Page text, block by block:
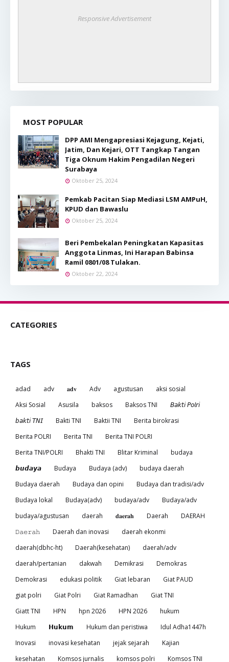
Responsive Advertisement
MOST POPULAR
DPP AMI Mengapresiasi Kejagung, Kejati,
Jatim, Dan Kejari, OTT Tangkap Tangan
Tiga Oknum Hakim Pengadilan Negeri
Surabaya
Oktober 25, 2024
Pemkab Pacitan Siap Mediasi LSM AMPuH,
KPUD dan Bawaslu
Oktober 25, 2024
Beri Pembekalan Peningkatan Kapasitas
Anggota Linmas, Ini Harapan Babinsa
Ramil 0801/08 Tulakan.
Oktober 22, 2024
CATEGORIES
TAGS
adad adv 𝐚𝐝𝐯 Adv agustusan
aksi sosial
Aksi Sosial
Asusila baksos Baksos TNI
𝘉𝘢𝘬𝘵𝘪 𝘗𝘰𝘭𝘳𝘪
𝘣𝘢𝘬𝘵𝘪 𝘛𝘕𝘐
Bakti TNI Baktii TNI
Berita birokrasi
Berita POLRI
Berita TNI
Berita TNI POLRI
Berita TNI/POLRI
Bhakti TNI Blitar Kriminal
budaya
𝙗𝙪𝙙𝙖𝙮𝙖
Budaya Budaya (adv)
budaya daerah
Budaya daerah
Budaya dan opini
Budaya dan tradisi/adv
Budaya lokal
Budaya(adv) budaya/adv
Budaya/adv
budaya/agustusan
daerah 𝐝𝐚𝐞𝐫𝐚𝐡 Daerah
DAERAH
𝙳𝚊𝚎𝚛𝚊𝚑
Daerah dan inovasi
daerah ekonmi
daerah(dbhc-ht)
Daerah(kesehatan)
daerah/adv
daerah/pertanian
dakwah Demikrasi
Demokras
Demokrasi
edukasi politik Giat lebaran
Giat PAUD
giat polri
Giat Polri Giat Ramadhan
Giat TNI
Giatt TNI
HPN hpn 2026 HPN 2026
hukum
Hukum
𝗛𝘂𝗸𝘂𝗺 Hukum dan peristiwa
Idul Adha1447h
Inovasi
inovasi kesehatan jejak sejarah
Kajian
kesehatan
Komsos jurnalis komsos polri Komsos TNI